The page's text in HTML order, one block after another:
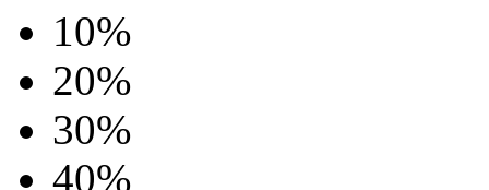
10%
20%
30%
40%